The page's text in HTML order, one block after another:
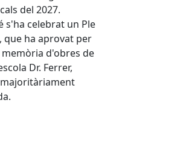
del 2027.
s'ha celebrat un Ple
que ha aprovat per
d'obres de
Dr. Ferrer,